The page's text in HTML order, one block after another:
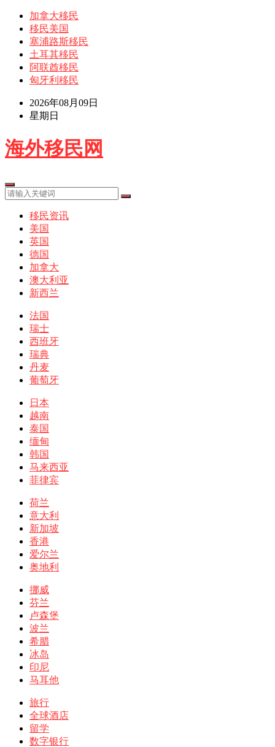
加拿大移民
移民美国
塞浦路斯移民
土耳其移民
阿联酋移民
匈牙利移民
2026年08月09日
星期日
海外移民网
移民资讯
美国
英国
德国
加拿大
澳大利亚
新西兰
法国
瑞士
西班牙
瑞典
丹麦
葡萄牙
日本
越南
泰国
缅甸
韩国
马来西亚
菲律宾
荷兰
意大利
新加坡
香港
爱尔兰
奥地利
挪威
芬兰
卢森堡
波兰
希腊
冰岛
印尼
马耳他
旅行
全球酒店
留学
数字银行